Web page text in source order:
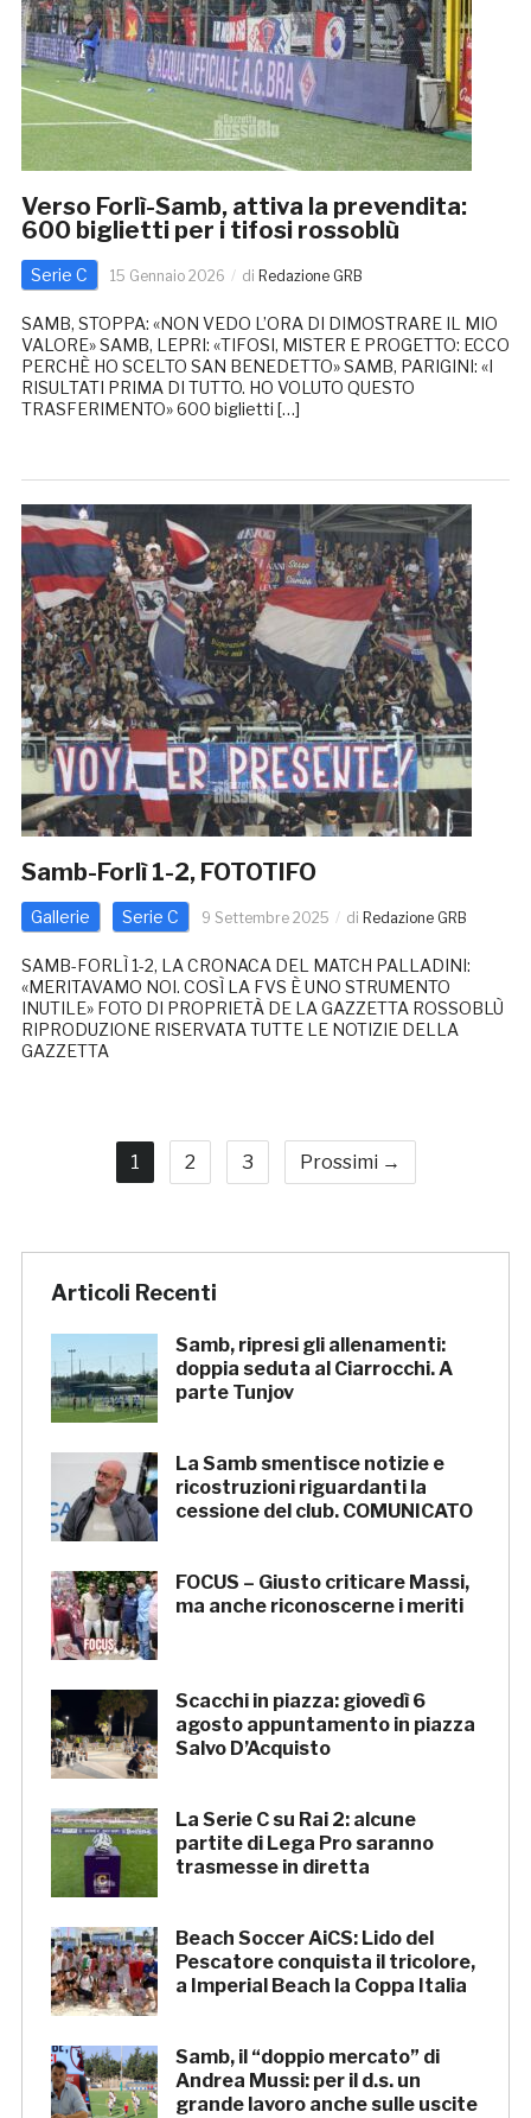
Verso Forlì-Samb, attiva la prevendita:
600 biglietti per i tifosi rossoblù
Serie C 15 Gennaio 2026 di Redazione GRB
SAMB, STOPPA: «NON VEDO L’ORA DI DIMOSTRARE IL MIO
VALORE» SAMB, LEPRI: «TIFOSI, MISTER E PROGETTO: ECCO
PERCHÈ HO SCELTO SAN BENEDETTO» SAMB, PARIGINI: «I
RISULTATI PRIMA DI TUTTO. HO VOLUTO QUESTO
TRASFERIMENTO» 600 biglietti […]
Samb-Forlì 1-2, FOTOTIFO
Gallerie Serie C 9 Settembre 2025 di Redazione GRB
SAMB-FORLÌ 1-2, LA CRONACA DEL MATCH PALLADINI:
«MERITAVAMO NOI. COSÌ LA FVS È UNO STRUMENTO
INUTILE» FOTO DI PROPRIETÀ DE LA GAZZETTA ROSSOBLÙ
RIPRODUZIONE RISERVATA TUTTE LE NOTIZIE DELLA
GAZZETTA
1 2 3 Prossimi →
Articoli Recenti
Samb, ripresi gli allenamenti:
doppia seduta al Ciarrocchi. A
parte Tunjov
La Samb smentisce notizie e
ricostruzioni riguardanti la
cessione del club. COMUNICATO
FOCUS – Giusto criticare Massi,
ma anche riconoscerne i meriti
Scacchi in piazza: giovedì 6
agosto appuntamento in piazza
Salvo D’Acquisto
La Serie C su Rai 2: alcune
partite di Lega Pro saranno
trasmesse in diretta
Beach Soccer AiCS: Lido del
Pescatore conquista il tricolore,
a Imperial Beach la Coppa Italia
Samb, il “doppio mercato” di
Andrea Mussi: per il d.s. un
grande lavoro anche sulle uscite